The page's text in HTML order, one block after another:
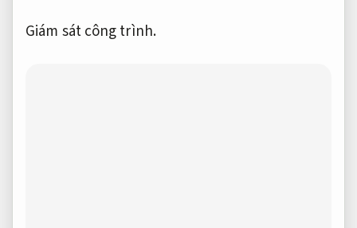
Giám sát công trình.